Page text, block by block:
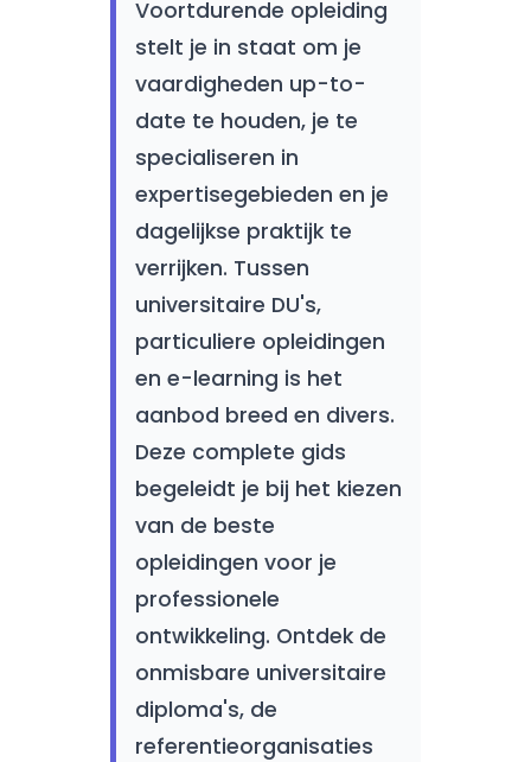
Voortdurende opleiding
stelt je in staat om je
vaardigheden up-to-
date te houden, je te
specialiseren in
expertisegebieden en je
dagelijkse praktijk te
verrijken. Tussen
universitaire DU's,
particuliere opleidingen
en e-learning is het
aanbod breed en divers.
Deze complete gids
begeleidt je bij het kiezen
van de beste
opleidingen voor je
professionele
ontwikkeling. Ontdek de
onmisbare universitaire
diploma's, de
referentieorganisaties